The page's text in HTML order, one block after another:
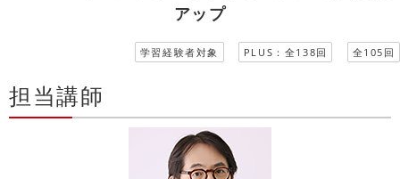
アップ
学習経験者対象 PLUS：全138回 全105回
担当講師